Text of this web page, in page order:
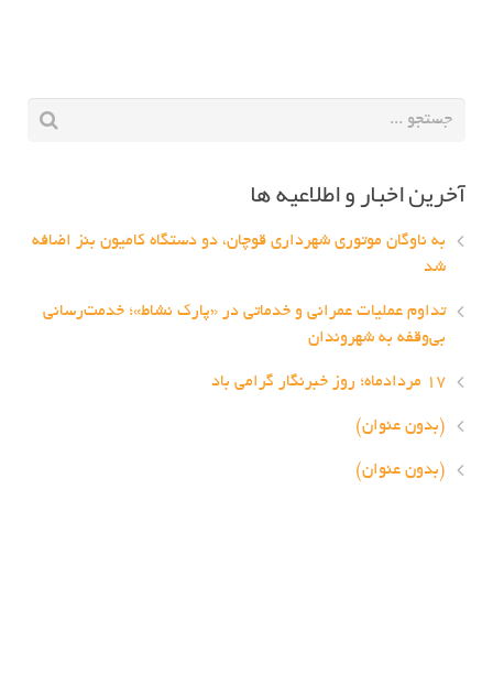
آخرین اخبار و اطلاعیه ها
به ناوگان موتوری شهرداری قوچان، دو دستگاه کامیون بنز اضافه
شد
تداوم عملیات عمرانی و خدماتی در «پارک نشاط»؛ خدمت‌رسانی
بی‌وقفه به شهروندان
۱۷ مردادماه؛ روز خبرنگار گرامی باد
(بدون عنوان)
(بدون عنوان)